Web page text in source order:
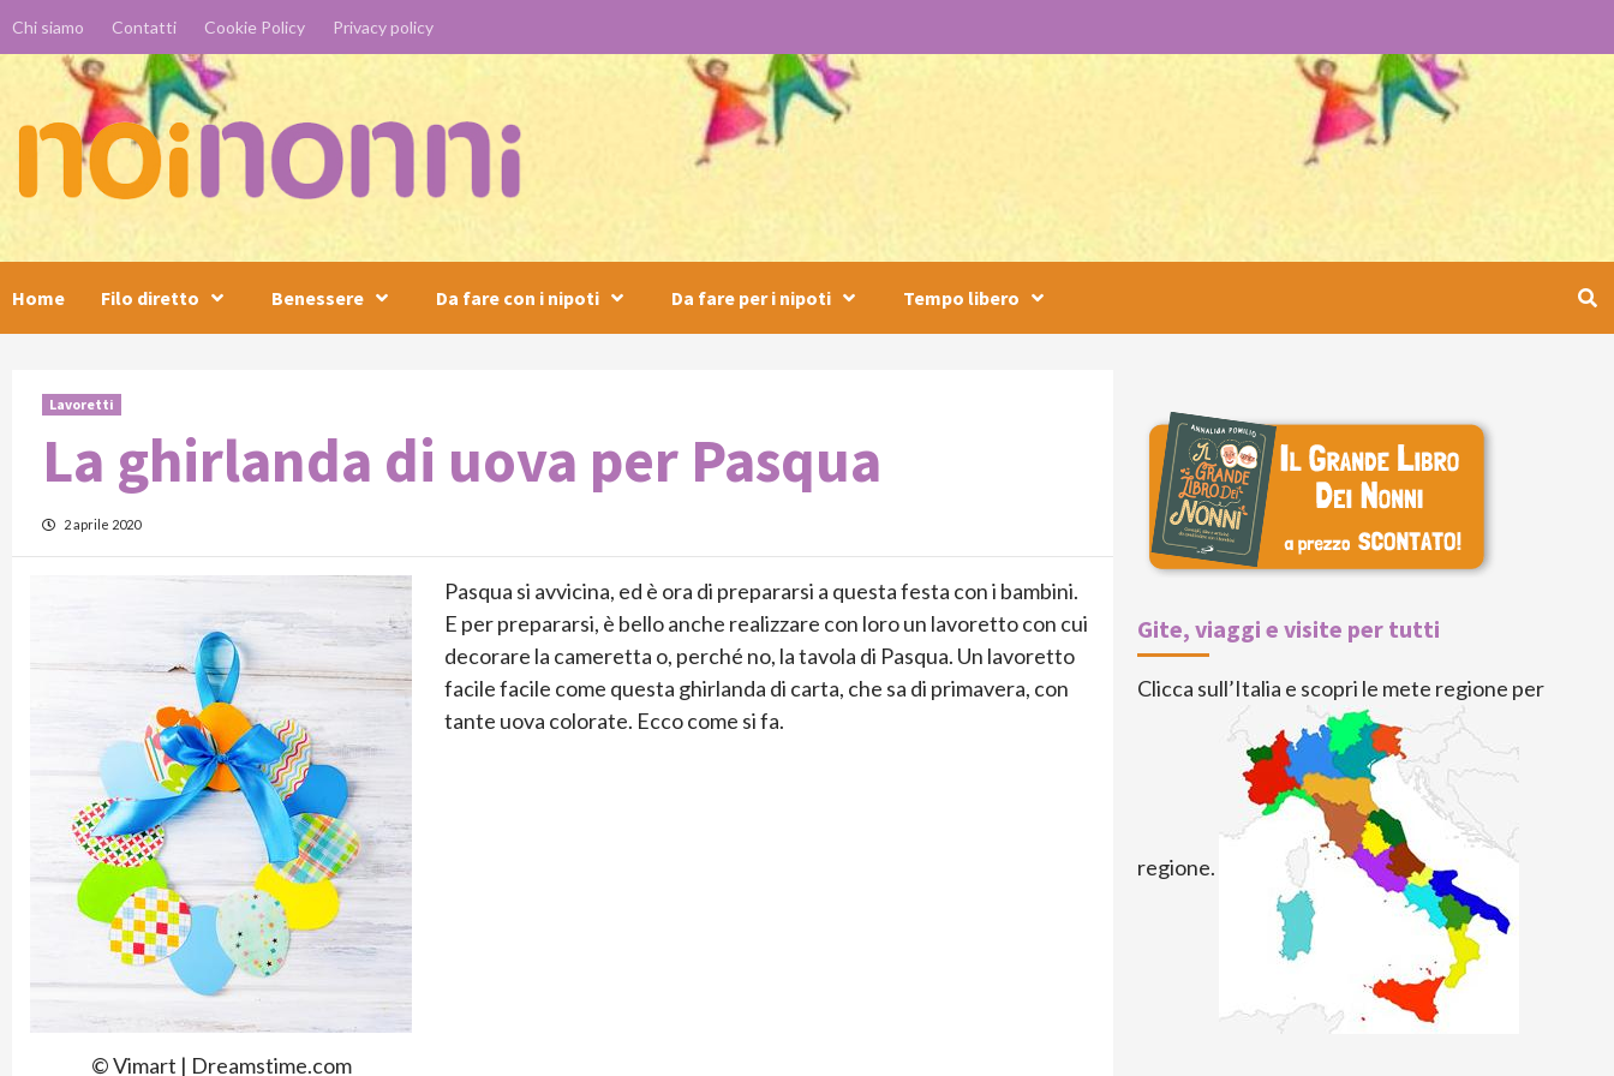
content
Chi siamo Contatti Cookie Policy Privacy policy
Home Filo diretto Benessere Da fare con i nipoti Da fare per i nipoti Tempo libero
Lavoretti
La ghirlanda di uova per Pasqua
2 aprile 2020
© Vimart | Dreamstime.com
Pasqua si avvicina, ed è ora di prepararsi a questa festa con i bambini.
E per prepararsi, è bello anche realizzare con loro un lavoretto con cui
decorare la cameretta o, perché no, la tavola di Pasqua. Un lavoretto
facile facile come questa ghirlanda di carta, che sa di primavera, con
tante uova colorate. Ecco come si fa.
Gite, viaggi e visite per tutti
Clicca sull’Italia e scopri le mete regione per
regione.